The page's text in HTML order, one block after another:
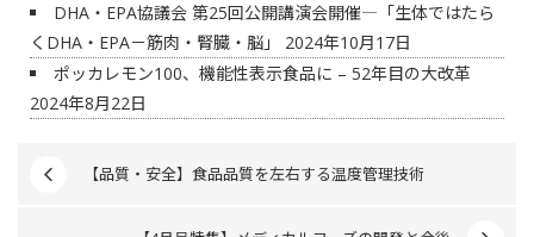
DHA・EPA協議会 第25回公開講演会開催―「生体ではたら
くDHA・EPA－筋肉・腎臓・脳」
2024年10月17日
ポッカレモン100、機能性表示食品に – 52年目の大改革
2024年8月22日
【品質・安全】食品品質を左右する温度管理技術